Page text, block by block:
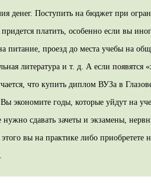
денег. Поступить на бюджет при
придется платить, особенно если вы
питание, проезд до места учебы на
литература и т. д. А если появятся
что купить диплом ВУЗа в
экономите годы, которые уйдут на
сдавать зачеты и экзамены,
вы на практике либо приобретете